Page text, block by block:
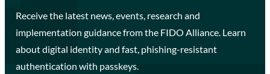
Receive the latest news, events, research and
implementation guidance from the FIDO Alliance. Learn
about digital identity and fast, phishing-resistant
authentication with passkeys.